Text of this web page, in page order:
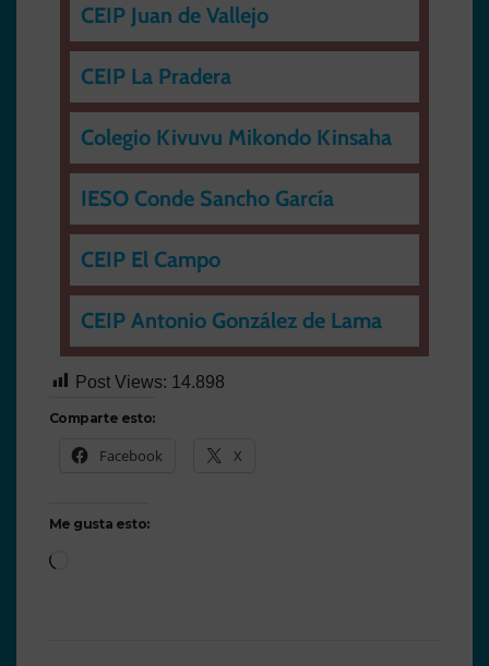
CEIP Juan de Vallejo
CEIP La Pradera
Colegio Kivuvu Mikondo Kinsaha
IESO Conde Sancho García
CEIP El Campo
CEIP Antonio González de Lama
Post Views: 14.898
Comparte esto:
Facebook X
Me gusta esto: